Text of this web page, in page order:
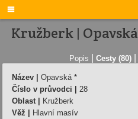

Kružberk | Opavská
Popis Cesty (80)
Název |
Opavská *
Číslo v průvodci |
28
Oblast |
Kružberk
Věž |
Hlavní masív